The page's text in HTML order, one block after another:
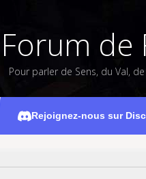
Forum de
Pour parler de Sens, du Val,
Rejoignez-nous sur